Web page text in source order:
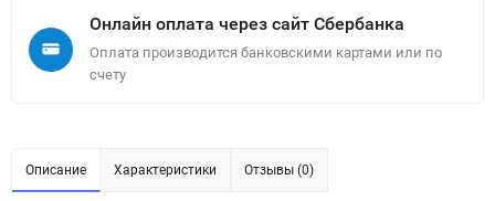
Онлайн оплата через сайт Сбербанка
Оплата производится банковскими картами или по
счету
Описание Характеристики Отзывы (0)